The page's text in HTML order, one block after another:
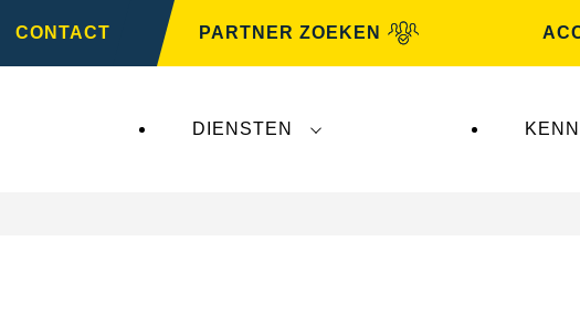
CONTACT PARTNER ZOEKEN
DIENSTEN